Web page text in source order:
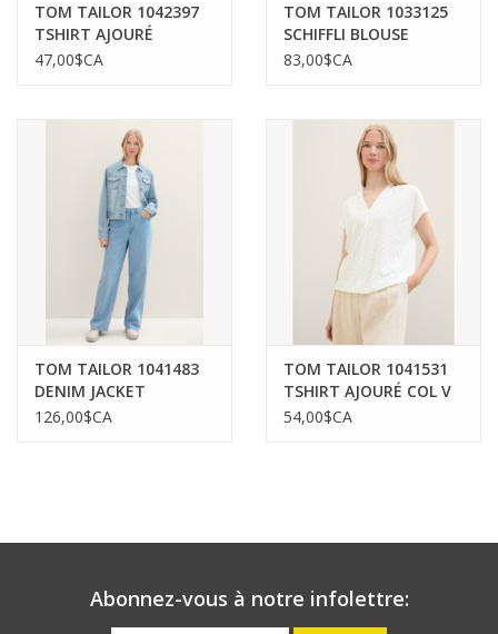
TOM TAILOR 1042397
TSHIRT AJOURÉ
47,00$CA
TOM TAILOR 1033125
SCHIFFLI BLOUSE
83,00$CA
TOM TAILOR 1041483
DENIM JACKET
126,00$CA
TOM TAILOR 1041531
TSHIRT AJOURÉ COL V
54,00$CA
Abonnez-vous à notre infolettre: